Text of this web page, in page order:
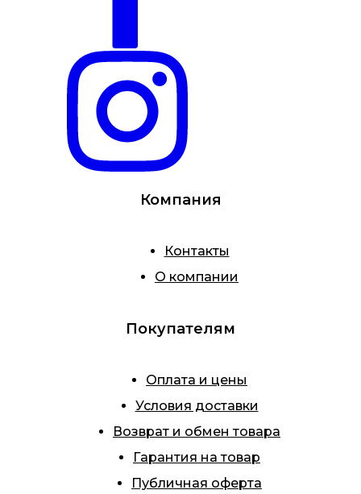
Компания
Контакты
О компании
Покупателям
Оплата и цены
Условия доставки
Возврат и обмен товара
Гарантия на товар
Публичная оферта